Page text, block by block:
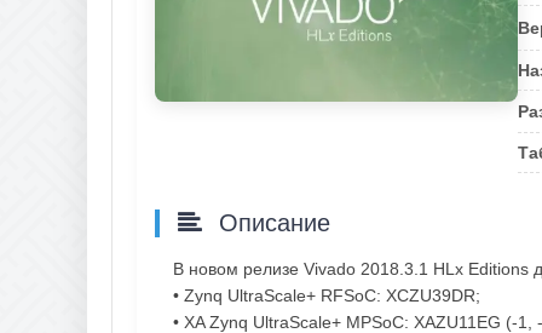
Описание
В новом релизе Vivado 2018.3.1 HLx Editions
• Zynq UltraScale+ RFSoC: XCZU39DR;
• XA Zynq UltraScale+ MPSoC: XAZU11EG (-1,